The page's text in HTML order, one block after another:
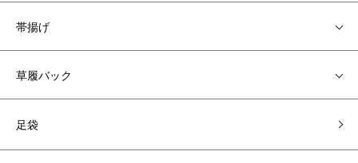
帯揚げ
草履バック
足袋